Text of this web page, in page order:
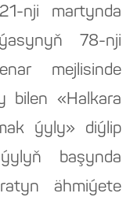
nji martynda
78-nji
mejlisinde
bilen «Halkara
ýyly» diýlip
başynda
ähmiýete